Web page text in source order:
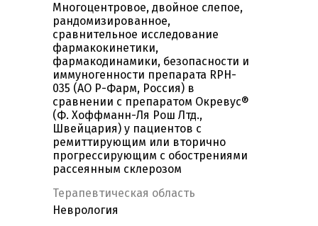
Многоцентровое, двойное слепое,
рандомизированное,
сравнительное исследование
фармакокинетики,
фармакодинамики, безопасности и
иммуногенности препарата RPH-
035 (АО Р-Фарм, Россия) в
сравнении с препаратом Окревус®
(Ф. Хоффманн-Ля Рош Лтд.,
Швейцария) у пациентов с
ремиттирующим или вторично
прогрессирующим с обострениями
рассеянным склерозом
Терапевтическая область
Неврология